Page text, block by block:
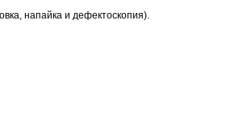
напайка и дефектоскопия).